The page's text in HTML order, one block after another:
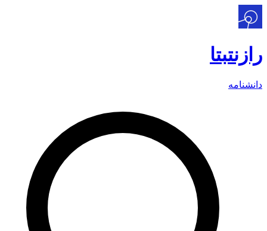
رازنتبتا
دانشنامه